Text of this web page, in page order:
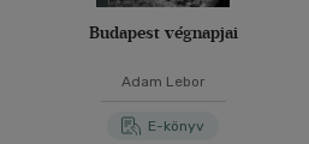
Budapest végnapjai
Adam Lebor
E-könyv